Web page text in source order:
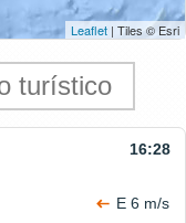
Leaflet | Tiles © Esri
16:28
E 6 m/s